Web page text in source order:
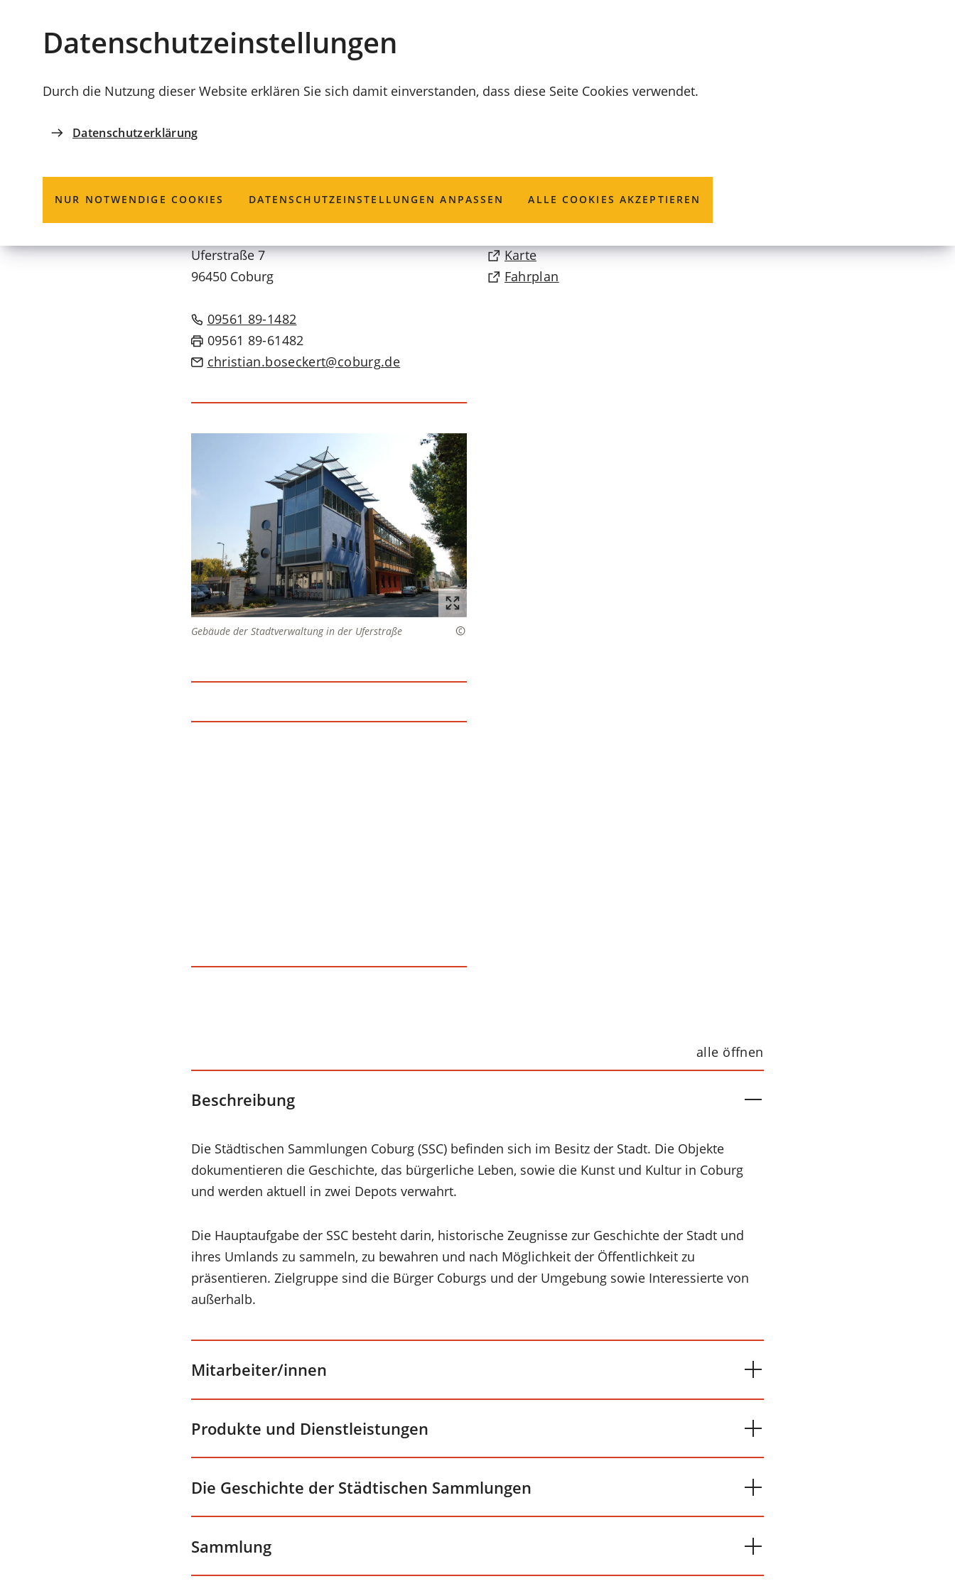
Datenschutz­einstellungen
Durch die Nutzung dieser Website erklären Sie sich damit einverstanden, dass diese Seite Cookies verwendet.
Datenschutzerklärung
NUR NOTWENDIGE COOKIES DATENSCHUTZ­EINSTELLUNGEN ANPASSEN ALLE COOKIES AKZEPTIEREN
Coburg
AMT FÜR SCHULEN, KULTUR UND BILDUNG
Städtische Sammlungen
Uferstraße 7
96450 Coburg
09561 89-1482
09561 89-61482
christian.boseckert
coburg de
Karte
(Öffnet
in Fahrplan
(Öffnet
Gebäude der Stadtverwaltung in der Uferstraße
alle öffnen
Beschreibung
Die Städtischen Sammlungen Coburg (SSC) befinden sich im Besitz der Stadt. Die Objekte
dokumentieren die Geschichte, das bürgerliche Leben, sowie die Kunst und Kultur in Coburg
und werden aktuell in zwei Depots verwahrt.
Die Hauptaufgabe der SSC besteht darin, historische Zeugnisse zur Geschichte der Stadt und
ihres Umlands zu sammeln, zu bewahren und nach Möglichkeit der Öffentlichkeit zu
präsentieren. Zielgruppe sind die Bürger Coburgs und der Umgebung sowie Interessierte von
außerhalb.
Mitarbeiter/innen
Produkte und Dienstleistungen
Die Geschichte der Städtischen Sammlungen
Sammlung